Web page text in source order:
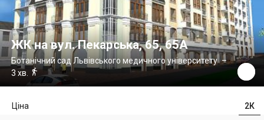
ЖК на вул. Пекарська, 65, 65А
Ботанічний сад Львівського медичного університету–
3 хв.

2К
Ціна